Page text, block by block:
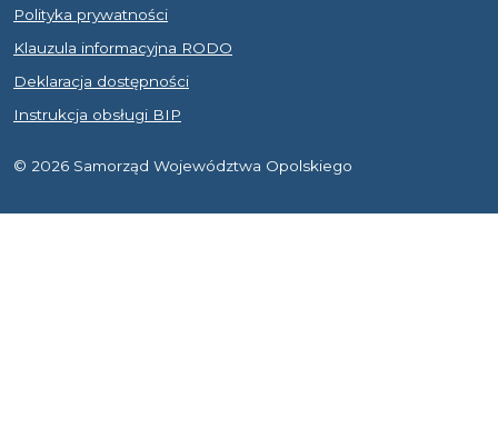
Polityka prywatności
Klauzula informacyjna RODO
Deklaracja dostępności
Instrukcja obsługi BIP
© 2026 Samorząd Województwa Opolskiego